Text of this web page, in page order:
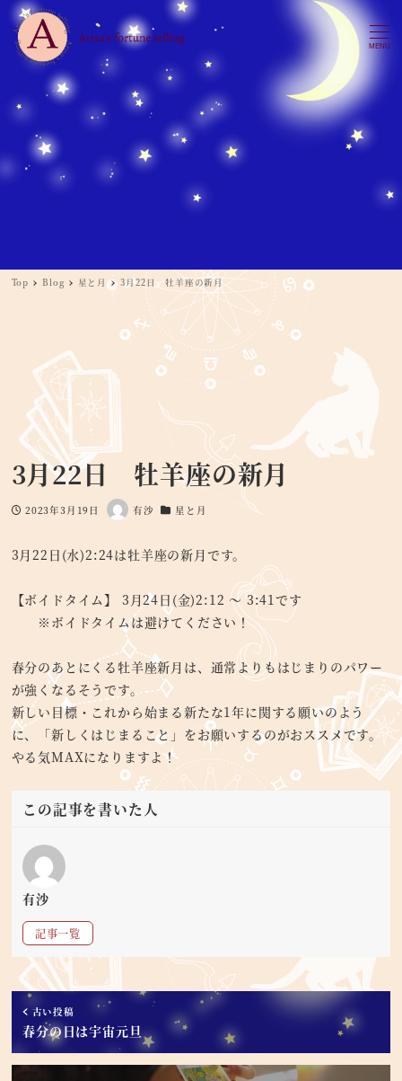
MENU
Top Blog 星と月 3月22日 牡羊座の新月
3月22日 牡羊座の新月
投稿日
2023年3月19日
著
有沙
カテゴリー
星と月
3月22日(水)2:24は牡羊座の新月です。
【ボイドタイム】 3月24日(金)2:12 ～ 3:41です
※ボイドタイムは避けてください！
春分のあとにくる牡羊座新月は、通常よりもはじまりのパワー
が強くなるそうです。
新しい目標・これから始まる新たな1年に関する願いのよう
に、「新しくはじまること」をお願いするのがおススメです。
やる気MAXになりますよ！
この記事を書いた人
有沙
記事一覧
古い投稿
春分の日は宇宙元旦